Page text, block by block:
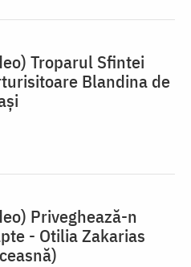
Troparul Sfintei
Blandina de
Priveghează-n
- Otilia Zakarias